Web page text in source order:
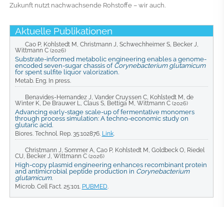
Zukunft nutzt nachwachsende Rohstoffe – wir auch.
Aktuelle Publikationen
Cao P, Kohlstedt M, Christmann J, Schwechheimer S, Becker J,
Wittmann C (2026)
Substrate-informed metabolic engineering enables a genome-
encoded seven-sugar chassis of Corynebacterium glutamicum
for spent sulfite liquor valorization.
Metab. Eng. In press.
Benavides-Hernandez J, Vander Cruyssen C, Kohlstedt M, de
Winter K, De Brauwer L, Claus S, Bettiga M, Wittmann C (2026)
Advancing early-stage scale-up of fermentative monomers
through process simulation: A techno-economic study on
glutaric acid.
Biores. Technol. Rep. 35:102876. Link.
Christmann J, Sommer A, Cao P, Kohlstedt M, Goldbeck O, Riedel
CU, Becker J, Wittmann C (2026)
High-copy plasmid engineering enhances recombinant protein
and antimicrobial peptide production in Corynebacterium
glutamicum.
Microb. Cell Fact. 25:101. PUBMED